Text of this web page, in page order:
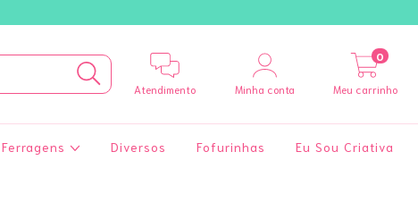
Atendimento Minha conta Meu carrinho
0
Ferragens Diversos Fofurinhas Eu Sou Criativa